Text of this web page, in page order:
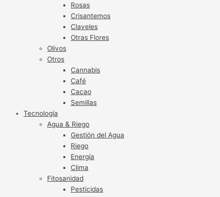
Rosas
Crisantemos
Claveles
Otras Flores
Olivos
Otros
Cannabis
Café
Cacao
Semillas
Tecnología
Agua & Riego
Gestión del Agua
Riego
Energía
Clima
Fitosanidad
Pesticidas